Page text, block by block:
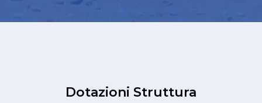
Dotazioni Struttura